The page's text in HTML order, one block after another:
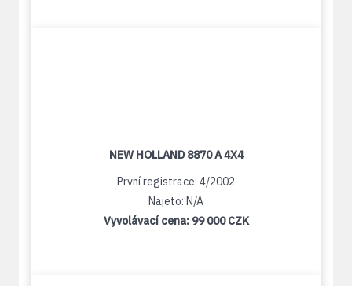
NEW HOLLAND 8870 A 4X4
První registrace: 4/2002
Najeto: N/A
Vyvolávací cena: 99 000 CZK